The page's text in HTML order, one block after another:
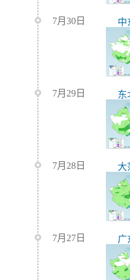
中
今
盆
7月30日
东
未
性
候
7月29日
大
未
抬
续
7月28日
广
未
仍
7月27日